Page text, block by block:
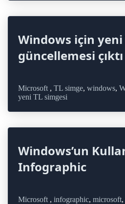
Windows için yeni
güncellemesi çıktı
Microsoft , TL simge, windows,
yeni TL simgesi
Windows’un
Infographic
Microsoft , infographic, microsoft,